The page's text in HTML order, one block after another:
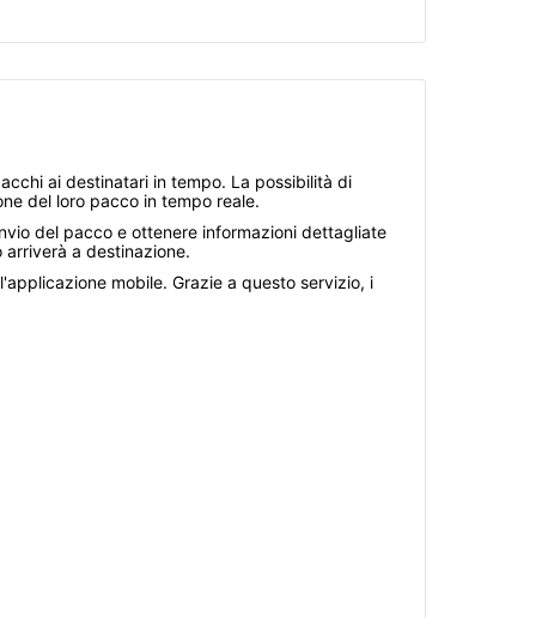
ai destinatari in tempo. La possibilità di
del loro pacco in tempo reale.
del pacco e ottenere informazioni dettagliate
a destinazione.
mobile. Grazie a questo servizio, i